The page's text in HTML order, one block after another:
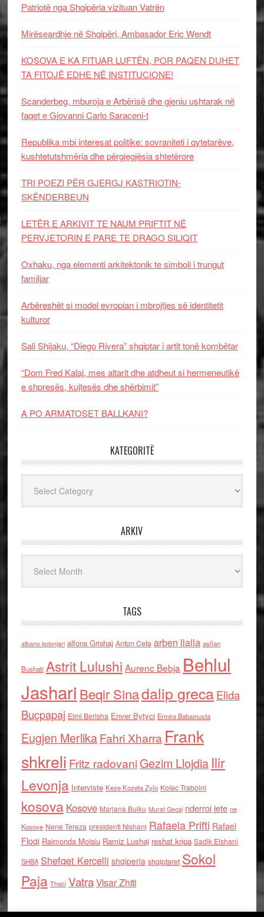
Patriotë nga Shqipëria vizituan Vatrën
Mirëseardhje në Shqipëri, Ambasador Eric Wendt
KOSOVA E KA FITUAR LUFTËN, POR PAQEN DUHET
TA FITOJË EDHE NË INSTITUCIONE!
Scanderbeg, mburoja e Arbërisë dhe gjeniu ushtarak në
faqet e Giovanni Carlo Saraceni-t
Republika mbi interesat politike: sovraniteti i qytetarëve,
kushtetutshmëria dhe përgjegjësia shtetërore
TRI POEZI PËR GJERGJ KASTRIOTIN-
SKËNDERBEUN
LETËR E ARKIVIT TE NAUM PRIFTIT NË
PERVJETORIN E PARE TE DRAGO SILIQIT
Oxhaku, nga elementi arkitektonik te simboli i trungut
familjar
Arbëreshët si model evropian i mbrojtjes së identitetit
kulturor
Sali Shijaku, “Diego Rivera” shqiptar i artit tonë kombëtar
“Dom Fred Kalaj, mes altarit dhe atdheut si hermeneutikë
e shpresës, kujtesës dhe shërbimit”
A PO ARMATOSET BALLKANI?
KATEGORITË
ARKIV
TAGS
albano kolonjari alfons Grishaj Anton Cefa arben llalla asllan
Bushati Astrit Lulushi Aurenc Bebja Behlul
Jashari Beqir Sinadalip grecaElida
Buçpapaj Elmi Berisha Enver Bytyci Ermira Babamusta
Eugjen MerlikaFahri Xharra Frank
shkreli Fritz radovaniGezim Llojdia Ilir
Levonja Interviste Keze Kozeta Zylo Kolec Traboini
kosova Kosove Marjana Bulku Murat Gecaj nderroi jete ne
Kosove Nene Tereza presidenti Nishani Rafaela Prifti Rafael
Floqi Raimonda Moisiu Ramiz Lushaj reshat kripa Sadik Elshani
SHBA Shefqet Kercelli shqiperia shqiptaret Sokol
Paja Thaci VatraVisar Zhiti